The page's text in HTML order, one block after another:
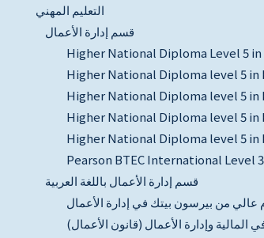
التعليم المهني
قسم إدارة الأعمال
Higher National Diploma Level 5 in
Higher National Diploma level 5 in
Higher National Diploma level 5 in
Higher National Diploma level 5 in
Higher National Diploma level 5
Pearson BTEC International Level
قسم إدارة الأعمال باللغة العربية
عالي من بيرسون بيتك في إدارة الأعمال
وإدارة الأعمال (قانون الأعمال)